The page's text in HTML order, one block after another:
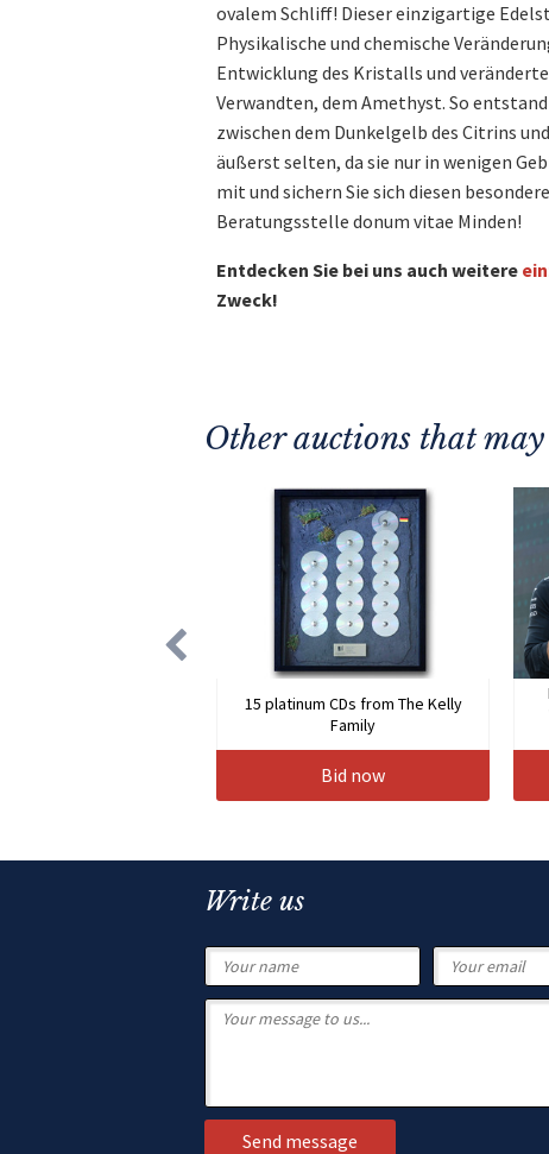
ovalem Schliff! Dieser einzigartige
Physikalische und chemische
Entwicklung des Kristalls und
Verwandten, dem Amethyst. So
zwischen dem Dunkelgelb des Citrins
äußerst selten, da sie nur in wenigen
mit und sichern Sie sich diesen
Beratungsstelle donum vitae Minden!
Entdecken Sie bei uns auch weitere
Zweck!
Other auctions that
15 platinum CDs from The Kelly
Family
Bid now
Write us